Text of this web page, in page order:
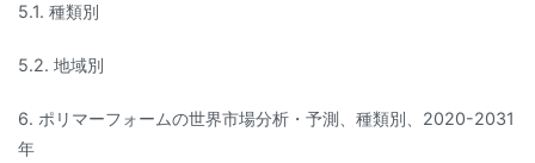
5.1. 種類別
5.2. 地域別
6. ポリマーフォームの世界市場分析・予測、種類別、2020-2031
年